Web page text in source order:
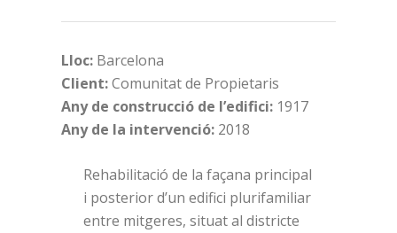
Lloc:Barcelona
Client:Comunitat de Propietaris
Any de construcció de l’edifici:1917
Any de la intervenció:2018
Rehabilitació de la façana principal
i posterior d’un edifici plurifamiliar
entre mitgeres, situat al districte